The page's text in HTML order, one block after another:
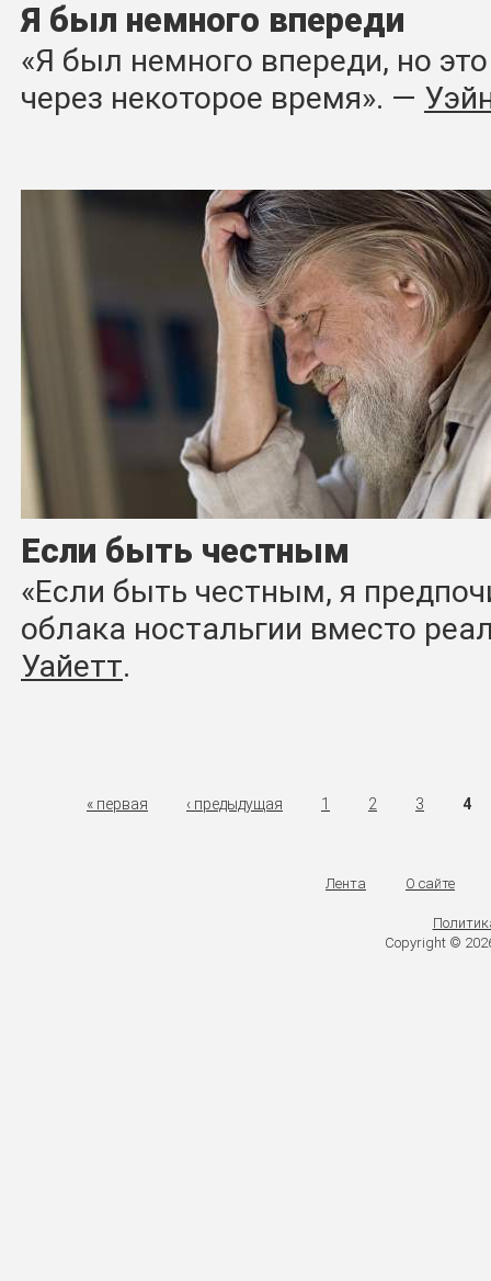
Я был немного впереди
«Я был немного впереди, но
через некоторое время». ―
Если быть честным
«Если быть честным, я
облака ностальгии вместо
Уайетт.
« первая ‹ предыдущая 1 2 3 4
Лента О сайте
Copyright ©